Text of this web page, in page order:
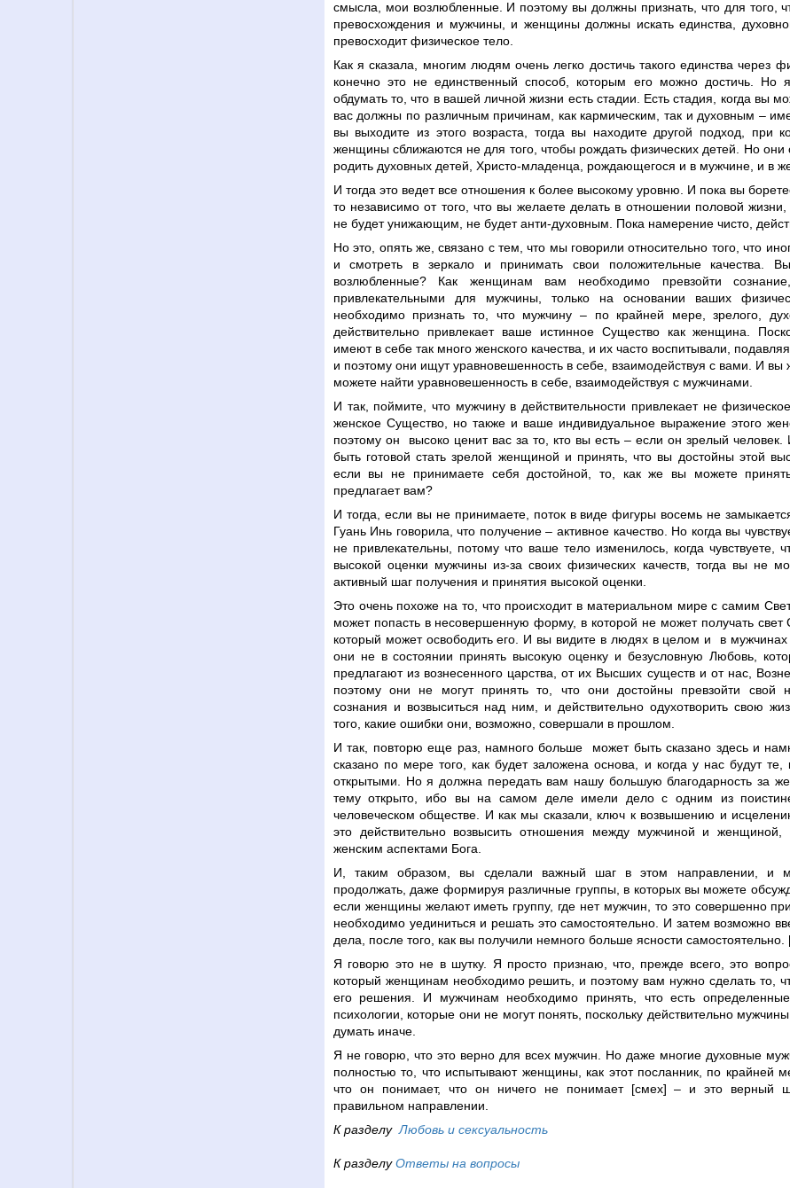
смысла, мои возлюбленные. И поэтому вы должны признать, что для того,
превосхождения и мужчины, и женщины должны искать единства,
превосходит физическое тело.
Как я сказала, многим людям очень легко достичь такого единства через
конечно это не единственный способ, которым его можно достичь. Но
обдумать то, что в вашей личной жизни есть стадии. Есть стадия, когда вы
вас должны по различным причинам, как кармическим, так и духовным –
вы выходите из этого возраста, тогда вы находите другой подход, при
женщины сближаются не для того, чтобы рождать физических детей. Но они
родить духовных детей, Христо-младенца, рождающегося и в мужчине, и в
И тогда это ведет все отношения к более высокому уровню. И пока вы
то независимо от того, что вы желаете делать в отношении половой
не будет унижающим, не будет анти-духовным. Пока намерение чисто,
Но это, опять же, связано с тем, что мы говорили относительно того, что
и смотреть в зеркало и принимать свои положительные качества.
возлюбленные? Как женщинам вам необходимо превзойти
привлекательными для мужчины, только на основании ваших
необходимо признать то, что мужчину – по крайней мере, зрелого,
действительно привлекает ваше истинное Существо как женщина.
имеют в себе так много женского качества, и их часто воспитывали,
и поэтому они ищут уравновешенность в себе, взаимодействуя с вами. И
можете найти уравновешенность в себе, взаимодействуя с мужчинами.
И так, поймите, что мужчину в действительности привлекает не
женское Существо, но также и ваше индивидуальное выражение этого
поэтому он высоко ценит вас за то, кто вы есть – если он зрелый
быть готовой стать зрелой женщиной и принять, что вы достойны этой
если вы не принимаете себя достойной, то, как же вы можете
предлагает вам?
И тогда, если вы не принимаете, поток в виде фигуры восемь не
Гуань Инь говорила, что получение – активное качество. Но когда вы
не привлекательны, потому что ваше тело изменилось, когда чувствуете,
высокой оценки мужчины из-за своих физических качеств, тогда вы не
активный шаг получения и принятия высокой оценки.
Это очень похоже на то, что происходит в материальном мире с самим
может попасть в несовершенную форму, в которой не может получать
который может освободить его. И вы видите в людях в целом и в
они не в состоянии принять высокую оценку и безусловную Любовь,
предлагают из вознесенного царства, от их Высших существ и от нас,
поэтому они не могут принять то, что они достойны превзойти свой
сознания и возвыситься над ним, и действительно одухотворить свою
того, какие ошибки они, возможно, совершали в прошлом.
И так, повторю еще раз, намного больше может быть сказано здесь и
сказано по мере того, как будет заложена основа, и когда у нас будут те,
открытыми. Но я должна передать вам нашу большую благодарность за
тему открыто, ибо вы на самом деле имели дело с одним из
человеческом обществе. И как мы сказали, ключ к возвышению и
это действительно возвысить отношения между мужчиной и
женским аспектами Бога.
И, таким образом, вы сделали важный шаг в этом направлении, и
продолжать, даже формируя различные группы, в которых вы можете
если женщины желают иметь группу, где нет мужчин, то это совершенно
необходимо уединиться и решать это самостоятельно. И затем возможно
дела, после того, как вы получили немного больше ясности
Я говорю это не в шутку. Я просто признаю, что, прежде всего, это
который женщинам необходимо решить, и поэтому вам нужно сделать то,
его решения. И мужчинам необходимо принять, что есть
психологии, которые они не могут понять, поскольку действительно
думать иначе.
Я не говорю, что это верно для всех мужчин. Но даже многие духовные
полностью то, что испытывают женщины, как этот посланник, по крайней
что он понимает, что он ничего не понимает [смех] – и это верный
правильном направлении.
К разделуЛюбовь и сексуальность
К разделуОтветы на вопросы